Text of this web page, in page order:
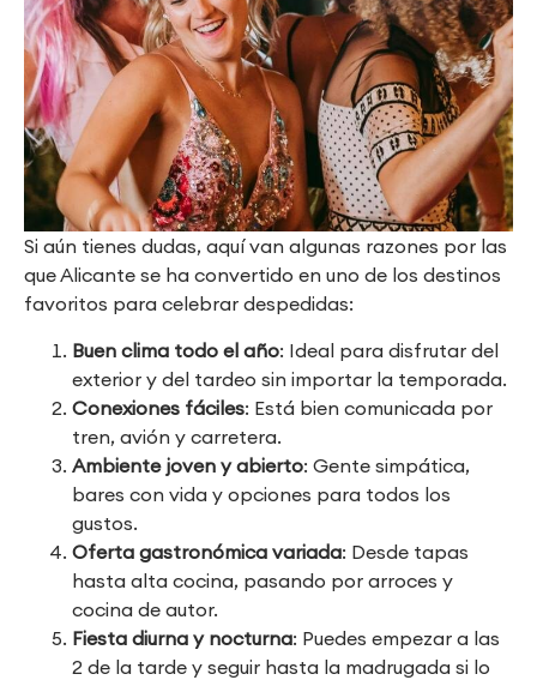
Si aún tienes dudas, aquí van algunas razones por las
que Alicante se ha convertido en uno de los destinos
favoritos para celebrar despedidas:
Buen clima todo el año: Ideal para disfrutar del
exterior y del tardeo sin importar la temporada.
Conexiones fáciles: Está bien comunicada por
tren, avión y carretera.
Ambiente joven y abierto: Gente simpática,
bares con vida y opciones para todos los
gustos.
Oferta gastronómica variada: Desde tapas
hasta alta cocina, pasando por arroces y
cocina de autor.
Fiesta diurna y nocturna: Puedes empezar a las
2 de la tarde y seguir hasta la madrugada si lo